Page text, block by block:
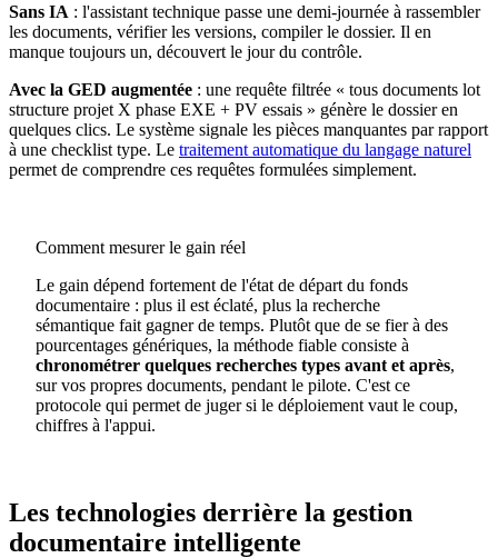
Sans IA : l'assistant technique passe une demi-journée à rassembler
les documents, vérifier les versions, compiler le dossier. Il en
manque toujours un, découvert le jour du contrôle.
Avec la GED augmentée : une requête filtrée « tous documents lot
structure projet X phase EXE + PV essais » génère le dossier en
quelques clics. Le système signale les pièces manquantes par rapport
à une checklist type. Le traitement automatique du langage naturel
permet de comprendre ces requêtes formulées simplement.
Comment mesurer le gain réel
Le gain dépend fortement de l'état de départ du fonds
documentaire : plus il est éclaté, plus la recherche
sémantique fait gagner de temps. Plutôt que de se fier à des
pourcentages génériques, la méthode fiable consiste à
chronométrer quelques recherches types avant et après,
sur vos propres documents, pendant le pilote. C'est ce
protocole qui permet de juger si le déploiement vaut le coup,
chiffres à l'appui.
Les technologies derrière la gestion
documentaire intelligente